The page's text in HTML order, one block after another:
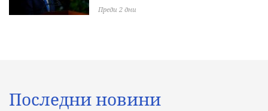
Преди 2 дни
Последни новини